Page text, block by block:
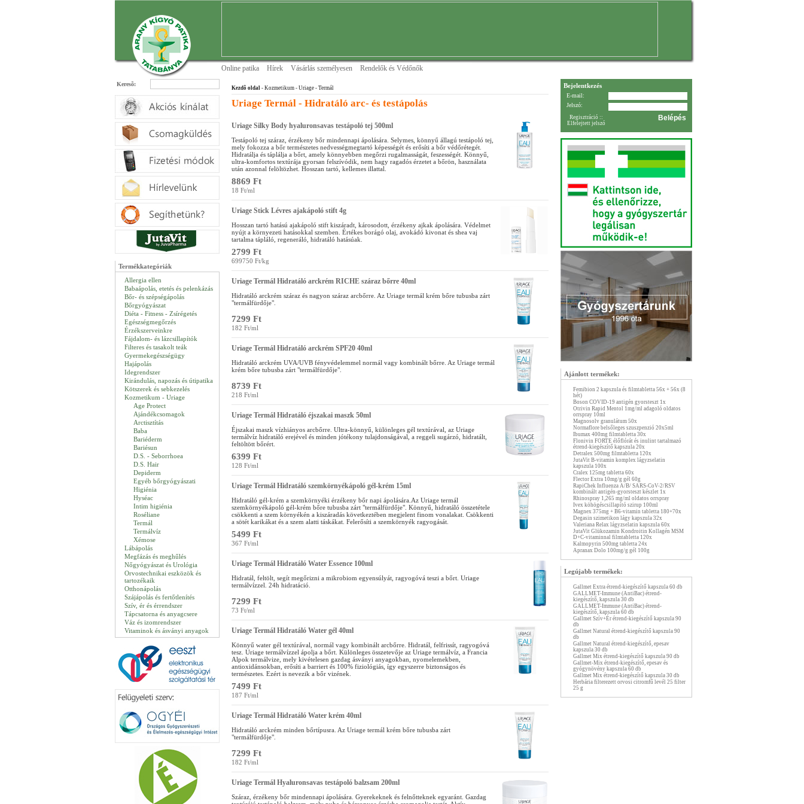
Online patika Hírek Vásárlás személyesen Rendelők és Védőnők
Keresõ:
Termékkategóriák
Allergia ellen
Babaápolás, etetés és pelenkázás
Bőr- és szépségápolás
Bőrgyógyászat
Diéta - Fitness - Zsírégetés
Egészségmegőrzés
Érzékszerveinkre
Fájdalom- és lázcsillapítók
Filteres és tasakolt teák
Gyermekegészségügy
Hajápolás
Idegrendszer
Kirándulás, napozás és útipatika
Kötszerek és sebkezelés
Kozmetikum - Uriage
Age Protect
Ajándékcsomagok
Arctisztítás
Baba
Bariéderm
Bariésun
D.S. - Seborrhoea
D.S. Hair
Depiderm
Egyéb bőrgyógyászati
Higiénia
Hyséac
Intim higiénia
Roséliane
Termál
Termálvíz
Xémose
Lábápolás
Megfázás és meghűlés
Nőgyógyászat és Urológia
Orvostechnikai eszközök és
tartozékaik
Otthonápolás
Szájápolás és fertőtlenítés
Szív, ér és érrendszer
Tápcsatorna és anyagcsere
Váz és izomrendszer
Vitaminok és ásványi anyagok
Kezdõ oldal - Kozmetikum - Uriage - Termál
Uriage Termál - Hidratáló arc- és testápolás
Uriage Silky Body hyaluronsavas testápoló tej 500ml
Testápoló tej száraz, érzékeny bőr mindennapi ápolására. Selymes, könnyű állagú testápoló tej,
mely fokozza a bőr természetes nedvességmegtartó képességét és erősíti a bőr védőrétegét.
Hidratálja és táplálja a bőrt, amely könnyebben megőrzi rugalmasságát, feszességét. Könnyű,
ultra-komfortos textúrája gyorsan felszívódik, nem hagy ragadós érzetet a bőrön, használata
után azonnal felöltözhet. Hosszan tartó, kellemes illattal.
8869 Ft
18 Ft/ml
Uriage Stick Lévres ajakápoló stift 4g
Hosszan tartó hatású ajakápoló stift kiszáradt, károsodott, érzékeny ajkak ápolására. Védelmet
nyújt a környezeti hatásokkal szemben. Értékes borágó olaj, avokádó kivonat és shea vaj
tartalma tápláló, regeneráló, hidratáló hatásúak.
2799 Ft
699750 Ft/kg
Uriage Termál Hidratáló arckrém RICHE száraz bőrre 40ml
Hidratáló arckrém száraz és nagyon száraz arcbőrre. Az Uriage termál krém bőre tubusba zárt
"termálfürdője".
7299 Ft
182 Ft/ml
Uriage Termál Hidratáló arckrém SPF20 40ml
Hidratáló arckrém UVA/UVB fényvédelemmel normál vagy kombinált bőrre. Az Uriage termál
krém bőre tubusba zárt "termálfürdője".
8739 Ft
218 Ft/ml
Uriage Termál Hidratáló éjszakai maszk 50ml
Éjszakai maszk vízhiányos arcbőrre. Ultra-könnyű, különleges gél textúrával, az Uriage
termálvíz hidratáló erejével és minden jótékony tulajdonságával, a reggeli sugárzó, hidratált,
feltöltött bőrért.
6399 Ft
128 Ft/ml
Uriage Termál Hidratáló szemkörnyékápoló gél-krém 15ml
Hidratáló gél-krém a szemkörnyéki érzékeny bőr napi ápolására.Az Uriage termál
szemkörnyékápoló gél-krém bőre tubusba zárt "termálfürdője". Könnyű, hidratáló összetétele
csökkenti a szem környékén a kiszáradás következtében megjelent finom vonalakat. Csökkenti
a sötét karikákat és a szem alatti táskákat. Felerősíti a szemkörnyék ragyogását.
5499 Ft
367 Ft/ml
Uriage Termál Hidratáló Water Essence 100ml
Hidratál, feltölt, segít megőrizni a mikrobiom egyensúlyát, ragyogóvá teszi a bőrt. Uriage
termálvízzel. 24h hidratáció.
7299 Ft
73 Ft/ml
Uriage Termál Hidratáló Water gél 40ml
Könnyű water gél textúrával, normál vagy kombinált arcbőrre. Hidratál, felfrissít, ragyogóvá
tesz. Uriage termálvízzel ápolja a bőrt. Különleges összetevője az Uriage termálvíz, a Francia
Alpok termálvize, mely kivételesen gazdag ásványi anyagokban, nyomelemekben,
antioxidánsokban, erősíti a barriert és 100% fiziológiás, így egyszerre biztonságos és
természetes. Ezért is nevezik a bőr vizének.
7499 Ft
187 Ft/ml
Uriage Termál Hidratáló Water krém 40ml
Hidratáló arckrém minden bőrtípusra. Az Uriage termál krém bőre tubusba zárt
"termálfürdője".
7299 Ft
182 Ft/ml
Uriage Termál Hyaluronsavas testápoló balzsam 200ml
Száraz, érzékeny bőr mindennapi ápolására. Gyerekeknek és felnőtteknek egyaránt. Gazdag
Bejelentkezés
E-mail:
Jelszó:
Regisztráció ::
Elfelejtett jelszó
Ajánlott termékek:
Femibion 2 kapszula és filmtabletta 56x + 56x (8
hét)
Boson COVID-19 antigén gyorsteszt 1x
Otrivin Rapid Mentol 1mg/ml adagoló oldatos
orrspray 10ml
Magnosolv granulátum 50x
Normaflore belsőleges szuszpenzió 20x5ml
Ibumax 400mg filmtabletta 30x
Flonivin FORTE élőflórát és inulint tartalmazó
étrend-kiegészítő kapszula 20x
Detralex 500mg filmtabletta 120x
JutaVit B-vitamin komplex lágyzselatin
kapszula 100x
Cralex 125mg tabletta 60x
Flector Extra 10mg/g gél 60g
RapiChek Influenza A/B/ SARS-CoV-2/RSV
kombinált antigén-gyorsteszt készlet 1x
Rhinospray 1,265 mg/ml oldatos orrspray
Ivex köhögéscsillapító szirup 100ml
Magnex 375mg + B6-vitamin tabletta 180+70x
Degasin szimetikon lágy kapszula 32x
Valeriana Relax lágyzselatin kapszula 60x
JutaVit Glükozamin Kondroitin Kollagén MSM
D+C-vitaminnal filmtabletta 120x
Kalmopyrin 500mg tabletta 24x
Apranax Dolo 100mg/g gél 100g
Legújabb termékek:
Gallmet Extra étrend-kiegészítő kapszula 60 db
GALLMET-Immune (AntiBac) étrend-
kiegészítő, kapszula 30 db
GALLMET-Immune (AntiBac) étrend-
kiegészítő, kapszula 60 db
Gallmet Szív+Ér étrend-kiegészítő kapszula 90
db
Gallmet Natural étrend-kiegészítő kapszula 90
db
Gallmet Natural étrend-kiegészítő, epesav
kapszula 30 db
Gallmet Mix étrend-kiegészítő kapszula 90 db
Gallmet-Mix étrend-kiegészítő, epesav és
gyógynövény kapszula 60 db
Gallmet Mix étrend-kiegészítő kapszula 30 db
Herbária filterezett orvosi citromfű levél 25 filter
25 g